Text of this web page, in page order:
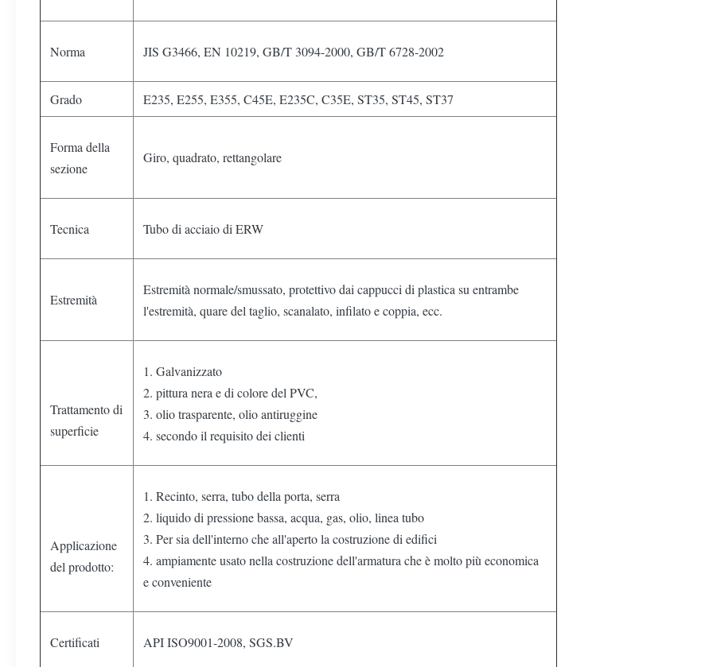
Norma JIS G3466, EN 10219, GB/T 3094-2000, GB/T 6728-2002
Grado E235, E255, E355, C45E, E235C, C35E, ST35, ST45, ST37
Forma della
sezione
Giro, quadrato, rettangolare
Tecnica Tubo di acciaio di ERW
Estremità
Estremità normale/smussato, protettivo dai cappucci di plastica su entrambe
l'estremità, quare del taglio, scanalato, infilato e coppia, ecc.
Trattamento di
superficie
1. Galvanizzato
2. pittura nera e di colore del PVC,
3. olio trasparente, olio antiruggine
4. secondo il requisito dei clienti
Applicazione
del prodotto:
1. Recinto, serra, tubo della porta, serra
2. liquido di pressione bassa, acqua, gas, olio, linea tubo
3. Per sia dell'interno che all'aperto la costruzione di edifici
4. ampiamente usato nella costruzione dell'armatura che è molto più economica
e conveniente
Certificati API ISO9001-2008, SGS.BV